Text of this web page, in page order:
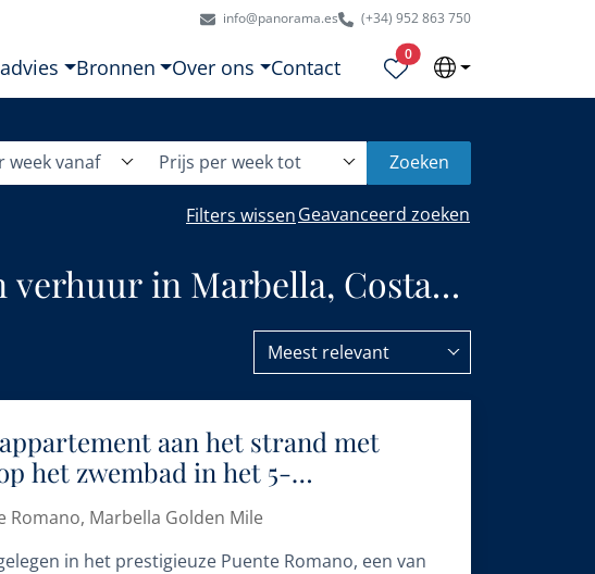
info@panorama.es (+34) 952 863 750
Bronnen Over ons Contact
0Geselecteerde eigendommen
week vanaf Prijs per week tot Zoeken
Filters wissenGeavanceerd zoeken
verhuur in Marbella, Costa
Meest relevant
aan het strand met
het zwembad in het 5-
Puente Romano
Romano, Marbella Golden Mile
in het prestigieuze Puente Romano, een van